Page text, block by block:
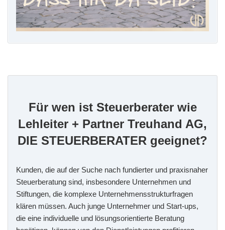
Für wen ist Steuerberater wie
Lehleiter + Partner Treuhand AG,
DIE STEUERBERATER geeignet?
Kunden, die auf der Suche nach fundierter und praxisnaher
Steuerberatung sind, insbesondere Unternehmen und
Stiftungen, die komplexe Unternehmensstrukturfragen
klären müssen. Auch junge Unternehmer und Start-ups,
die eine individuelle und lösungsorientierte Beratung